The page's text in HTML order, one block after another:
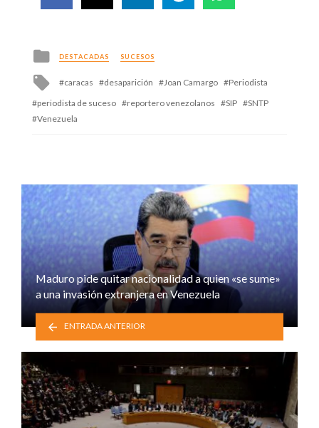
Posted
in
DESTACADAS SUCESOS
Tagged
caracas desaparición Joan Camargo
Periodista
periodista de suceso
reportero venezolanos SIP
SNTP
Venezuela
Maduro pide quitar nacionalidad a quien «se sume»
a una invasión extranjera en Venezuela
ENTRADA ANTERIOR